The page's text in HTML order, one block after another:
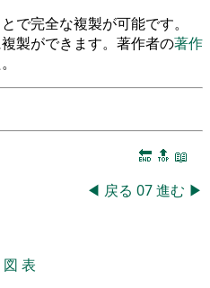
で完全な複製が可能です。
製ができます。著作者の著作
🔚 🔝 📖
◀ 戻る 07進む ▶
図 表